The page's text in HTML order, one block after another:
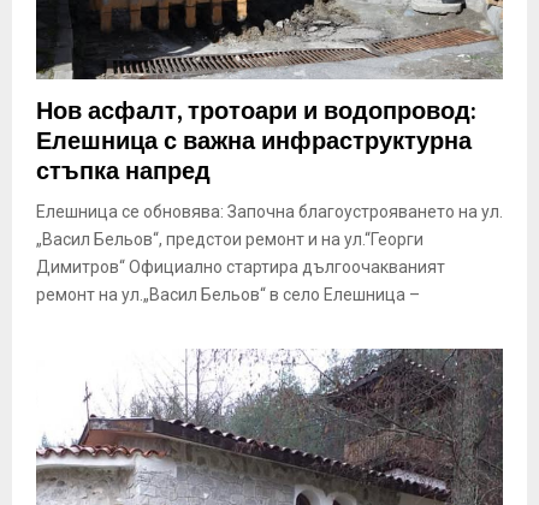
N
U
Нов асфалт, тротоари и водопровод:
Елешница с важна инфраструктурна
стъпка напред
Елешница се обновява: Започна благоустрояването на ул.
„Васил Бельов“, предстои ремонт и на ул.“Георги
Димитров“ Официално стартира дългоочакваният
ремонт на ул.„Васил Бельов“ в село Елешница –